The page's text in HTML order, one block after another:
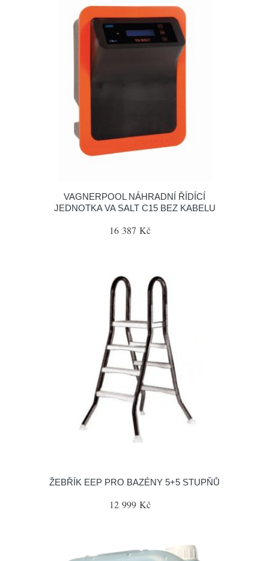
VAGNERPOOL NÁHRADNÍ ŘÍDÍCÍ
JEDNOTKA VA SALT C15 BEZ KABELU
16 387 Kč
ŽEBŘÍK EEP PRO BAZÉNY 5+5 STUPŇŮ
12 999 Kč